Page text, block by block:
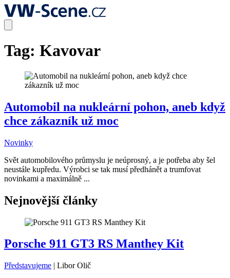
Tag: Kavovar
Automobil na nukleární pohon, aneb když
chce zákazník už moc
Novinky
Svět automobilového průmyslu je neúprosný, a je potřeba aby šel
neustále kupředu. Výrobci se tak musí předhánět a trumfovat
novinkami a maximálně ...
Nejnovější články
Porsche 911 GT3 RS Manthey Kit
Představujeme | Libor Olič